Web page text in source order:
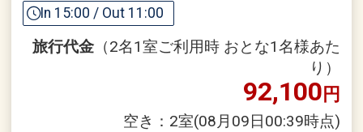
※空港発はご到着時間の近い便のお客様
お待ちいただく場合がございます。
※ホテル発～空港（復路）のご送迎はご
※ご希望される時間の送迎車が満席にな
In 15:00 / Out 11:00
旅行代金 （2名1室ご利用時 おとな1名様あた
り）
92,100円
空き： 2室(08月09日00:39時点)